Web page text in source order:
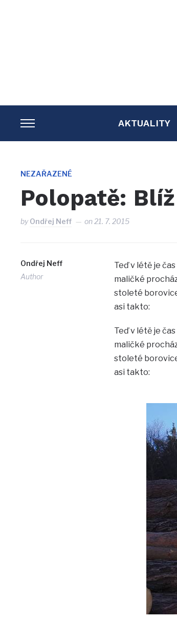
TOGGLE
SIDEBAR
NAVIGATION
AKTUALITY
NEZAŘAZENÉ
Polopatě:
byOndřej Neff on21. 7. 2015
Ondřej Neff
Author
Teď v létě je
maličké
stoleté
asi takto:
Teď v létě je
maličké
stoleté
asi takto: